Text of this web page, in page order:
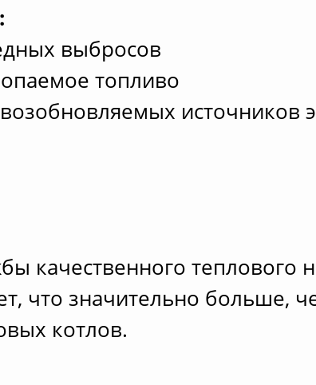
выбросов
топливо
источников
качественного теплового
что значительно больше,
котлов.